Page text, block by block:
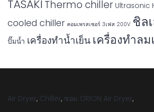
TASAKI Thermo chiller Ultrasonic
cooled chiller คอมเพรสเซอร์ 3เฟส 200V ชิล
ปั๊มน้ำ เครื่องทำน้ำเย็นเครื่องทำล
Air Dryer, Chiller, ซ่อม ORION Air Dryer,